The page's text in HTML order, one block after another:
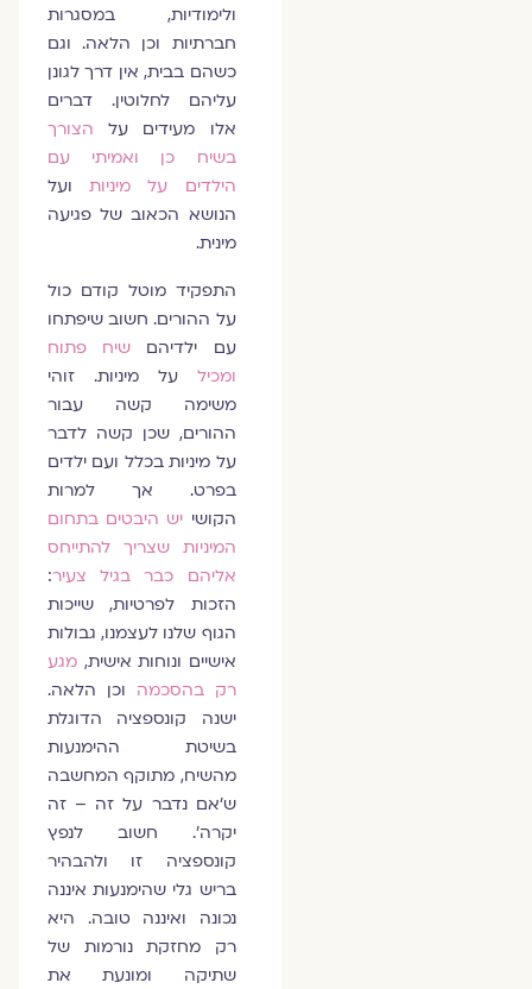
ולימודיות, במסגרות
חברתיות וכן הלאה. וגם
כשהם בבית, אין דרך לגונן
עליהם לחלוטין. דברים
אלו מעידים על
הצורך
בשיח כן ואמיתי עם
הילדים על מיניותועל
הנושא הכאוב של פגיעה
מינית.
התפקיד מוטל קודם כול
על ההורים. חשוב שיפתחו
עם ילדיהם
שיח פתוח
ומכילעל מיניות. זוהי
משימה קשה עבור
ההורים, שכן קשה לדבר
על מיניות בכלל ועם ילדים
בפרט. אך למרות
הקושייש היבטים בתחום
המיניות שצריך להתייחס
אליהם כבר בגיל צעיר:
הזכות לפרטיות, שייכות
הגוף שלנו לעצמנו, גבולות
אישיים ונוחות אישית,מגע
רק בהסכמהוכן הלאה.
ישנה קונספציה הדוגלת
בשיטת ההימנעות
מהשיח, מתוקף המחשבה
ש'אם נדבר על זה – זה
יקרה'. חשוב לנפץ
קונספציה זו ולהבהיר
בריש גלי שהימנעות איננה
נכונה ואיננה טובה. היא
רק מחזקת נורמות של
שתיקה ומונעת את